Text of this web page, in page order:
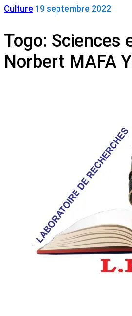
Culture 19 septembre 2022
Togo: Sciences
Norbert MAFA